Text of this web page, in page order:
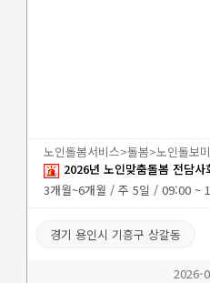
노인돌봄서비스>돌봄>노인돌보미
2026년 노인맞춤돌봄 전담사
3개월~6개월 / 주 5일 / 09:00 ~
경기 용인시 기흥구 상갈동
2026-